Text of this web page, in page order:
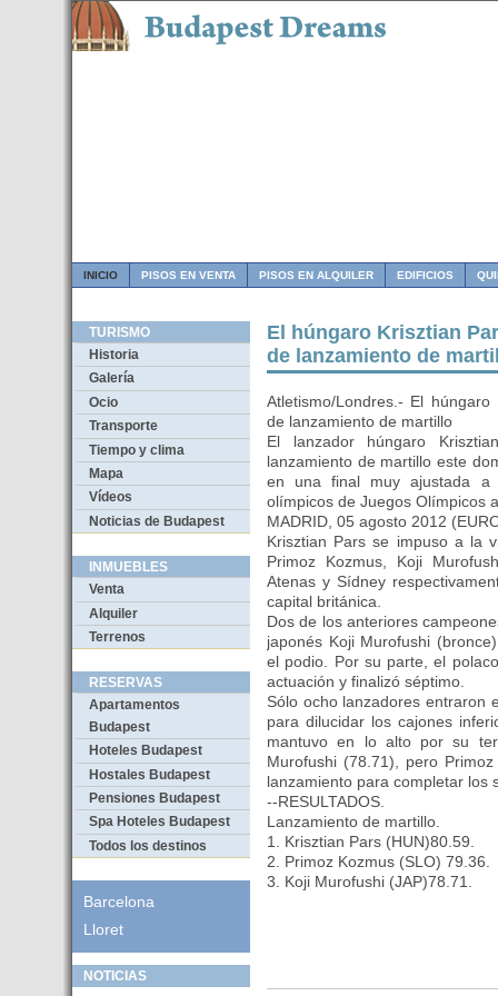
INICIO PISOS EN VENTA PISOS EN ALQUILER EDIFICIOS
TURISMO
Historia
Galería
Ocio
Transporte
Tiempo y clima
Mapa
Vídeos
Noticias de Budapest
INMUEBLES
Venta
Alquiler
Terrenos
RESERVAS
Apartamentos
Budapest
Hoteles Budapest
Hostales Budapest
Pensiones Budapest
Spa Hoteles Budapest
Todos los destinos
Barcelona
Lloret
NOTICIAS
El húngaro Krisztian
de lanzamiento de
Atletismo/Londres.- El
de lanzamiento de martillo
El lanzador húngaro
lanzamiento de martillo este
en una final muy ajustada a
olímpicos de Juegos Olímpicos
MADRID, 05 agosto 2012
Krisztian Pars se impuso a la
Primoz Kozmus, Koji
Atenas y Sídney
capital británica.
Dos de los anteriores
japonés Koji Murofushi
el podio. Por su parte, el
actuación y finalizó séptimo.
Sólo ocho lanzadores entraron
para dilucidar los cajones
mantuvo en lo alto por su
Murofushi (78.71), pero
lanzamiento para completar los
--RESULTADOS.
Lanzamiento de martillo.
1. Krisztian Pars (HUN)80.59.
2. Primoz Kozmus (SLO) 79.36.
3. Koji Murofushi (JAP)78.71.